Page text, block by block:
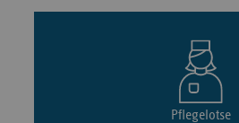
Pflegelotse